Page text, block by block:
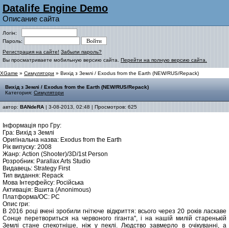
Datalife Engine Demo
Описание сайта
Логін:
Пароль:
Регистрация на сайте! Забыли пароль?
Вы просматриваете мобильную версию сайта. Перейти на полную версию сайта.
XGame » Симулятори » Вихід з Землі / Exodus from the Earth (NEW/RUS/Repack)
Вихід з Землі / Exodus from the Earth (NEW/RUS/Repack)
Категория: Симулятори
автор: BANdeRA | 3-08-2013, 02:48 | Просмотров: 625
Інформація про Гру:
Гра: Вихід з Землі
Оригінальна назва: Exodus from the Earth
Рік випуску: 2008
Жанр: Action (Shooter)/3D/1st Person
Розробник: Parallax Arts Studio
Видавець: Strategy First
Тип видання: Repack
Мова Інтерфейсу: Російська
Активація: Вшита (Anonimous)
Платформа/ОС: PC
Опис гри:
В 2016 році вчені зробили гнітюче відкриття: всього через 20 років ласкаве
Сонце перетвориться на червоного гіганта", і на нашій милій старенькій
Землі стане спекотніше, ніж у пеклі. Людство завмерло в очікуванні, а